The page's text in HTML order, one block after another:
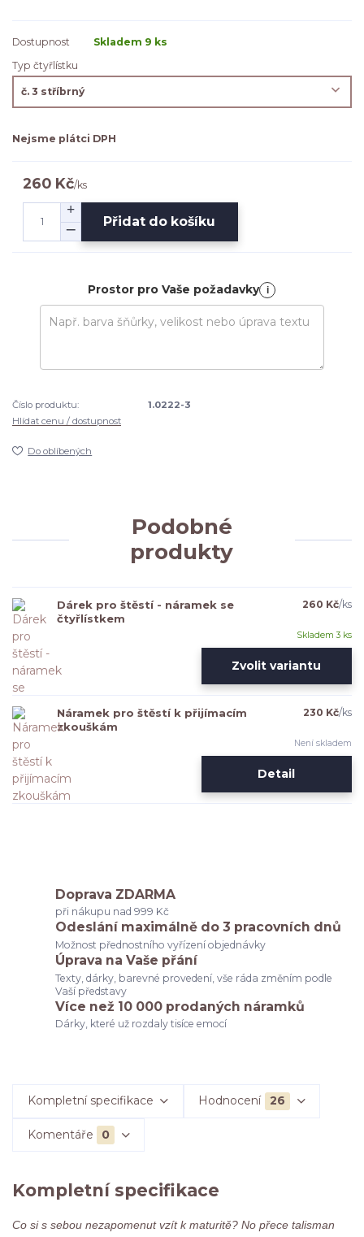
Dostupnost
Skladem 9 ks
Typ čtyřlístku
Nejsme plátci DPH
260 Kč/ks
Přidat do košíku
Prostor pro Vaše požadavky i
Číslo produktu:
1.0222-3
Hlídat cenu / dostupnost
Do oblíbených
Podobné
produkty
Dárek pro štěstí - náramek se
čtyřlístkem
260 Kč/ks
Skladem 3 ks
Zvolit variantu
Náramek pro štěstí k přijímacím
zkouškám
230 Kč/ks
Není skladem
Detail
Doprava ZDARMA
při nákupu nad 999 Kč
Odeslání maximálně do 3 pracovních dnů
Možnost přednostního vyřízení objednávky
Úprava na Vaše přání
Texty, dárky, barevné provedení, vše ráda změním podle
Vaší představy
Více než 10 000 prodaných náramků
Dárky, které už rozdaly tisíce emocí
Kompletní specifikace Hodnocení 26
Komentáře 0
Kompletní specifikace
Co si s sebou nezapomenut vzít k maturitě? No přece talisman